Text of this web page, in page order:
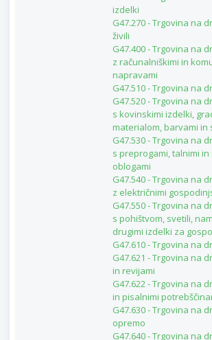
izdelki
G47.270 - Trgovina na
živili
G47.400 - Trgovina na
z računalniškimi in
napravami
G47.510 - Trgovina na
G47.520 - Trgovina na
s kovinskimi izdelki,
materialom, barvami in
G47.530 - Trgovina na
s preprogami, talnimi in
oblogami
G47.540 - Trgovina na
z električnimi
G47.550 - Trgovina na
s pohištvom, svetili,
drugimi izdelki za
G47.610 - Trgovina na
G47.621 - Trgovina na
in revijami
G47.622 - Trgovina na
in pisalnimi
G47.630 - Trgovina na
opremo
G47.640 - Trgovina na